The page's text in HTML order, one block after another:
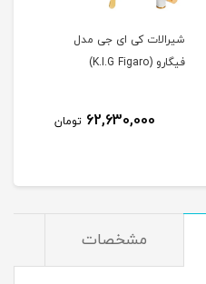
شیرالات کی ای جی مدل
فیگارو (K.I.G Figaro)
62,630,000 تومان
مشخصات